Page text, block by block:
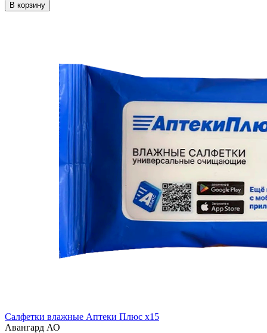
В корзину
Салфетки влажные Аптеки Плюс x15
Авангард АО